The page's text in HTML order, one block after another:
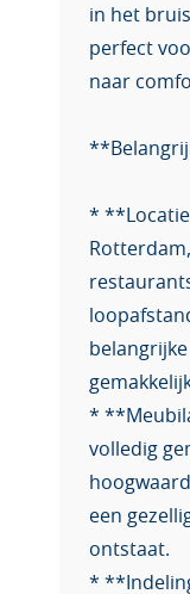
in het
perfect
naar
*
*
volledig
een
ontstaat.
*